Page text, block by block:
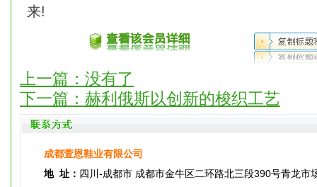
来!
上一篇：没有了
下一篇： 赫利俄斯以创新的梭织工艺
成都萱恩鞋业有限公司
地 址： 四川-成都市 成都市金牛区二环路北三段390号青龙市